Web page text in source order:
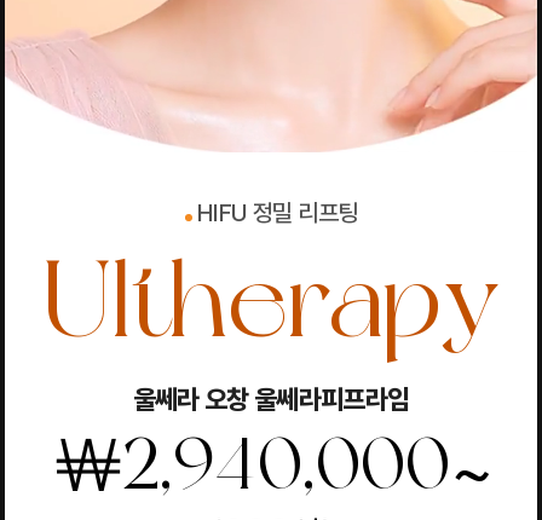
HIFU 정밀 리프팅
Ultherapy
울쎄라 오창 울쎄라피프라임
￦2,940,000~